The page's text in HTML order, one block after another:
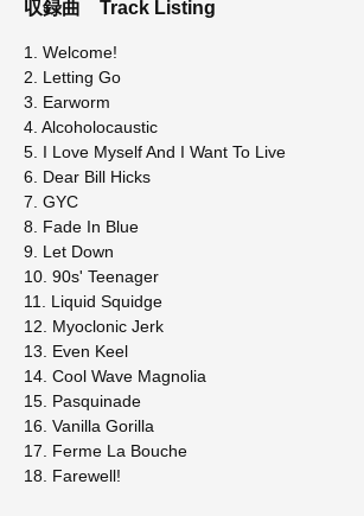
収録曲 Track Listing
1. Welcome!
2. Letting Go
3. Earworm
4. Alcoholocaustic
5. I Love Myself And I Want To Live
6. Dear Bill Hicks
7. GYC
8. Fade In Blue
9. Let Down
10. 90s' Teenager
11. Liquid Squidge
12. Myoclonic Jerk
13. Even Keel
14. Cool Wave Magnolia
15. Pasquinade
16. Vanilla Gorilla
17. Ferme La Bouche
18. Farewell!